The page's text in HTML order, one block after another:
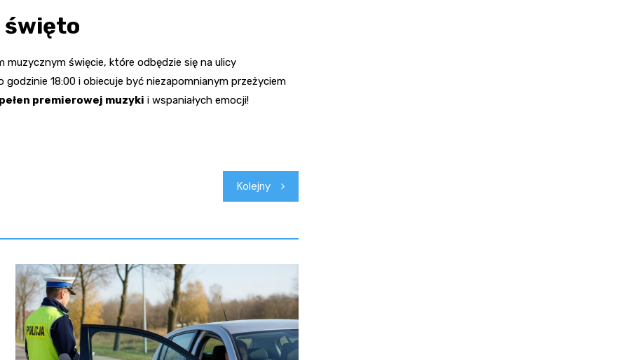
święto
święcie, które odbędzie się na ulicy
18:00 i obiecuje być niezapomnianym przeżyciem
premierowej muzyki i wspaniałych emocji!
Kolejny